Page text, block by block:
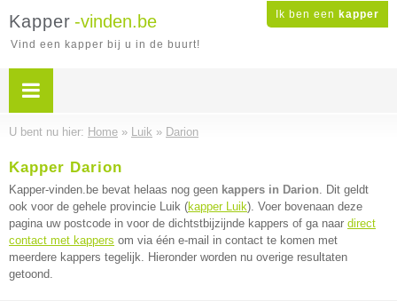
Ik ben een kapper
Kapper -vinden.be
Vind een kapper bij u in de buurt!
U bent nu hier: Home » Luik » Darion
Kapper Darion
Kapper-vinden.be bevat helaas nog geen kappers in Darion. Dit geldt
ook voor de gehele provincie Luik (kapper Luik). Voer bovenaan deze
pagina uw postcode in voor de dichtstbijzijnde kappers of ga naar direct
contact met kappers om via één e-mail in contact te komen met
meerdere kappers tegelijk. Hieronder worden nu overige resultaten
getoond.